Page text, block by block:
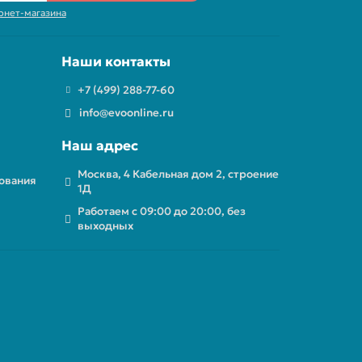
магазина
Наши контакты
+7 (499) 288-77-60
info@evoonline.ru
Наш адрес
Москва, 4 Кабельная дом 2, строение
1Д
Работаем с 09:00 до 20:00, без
выходных